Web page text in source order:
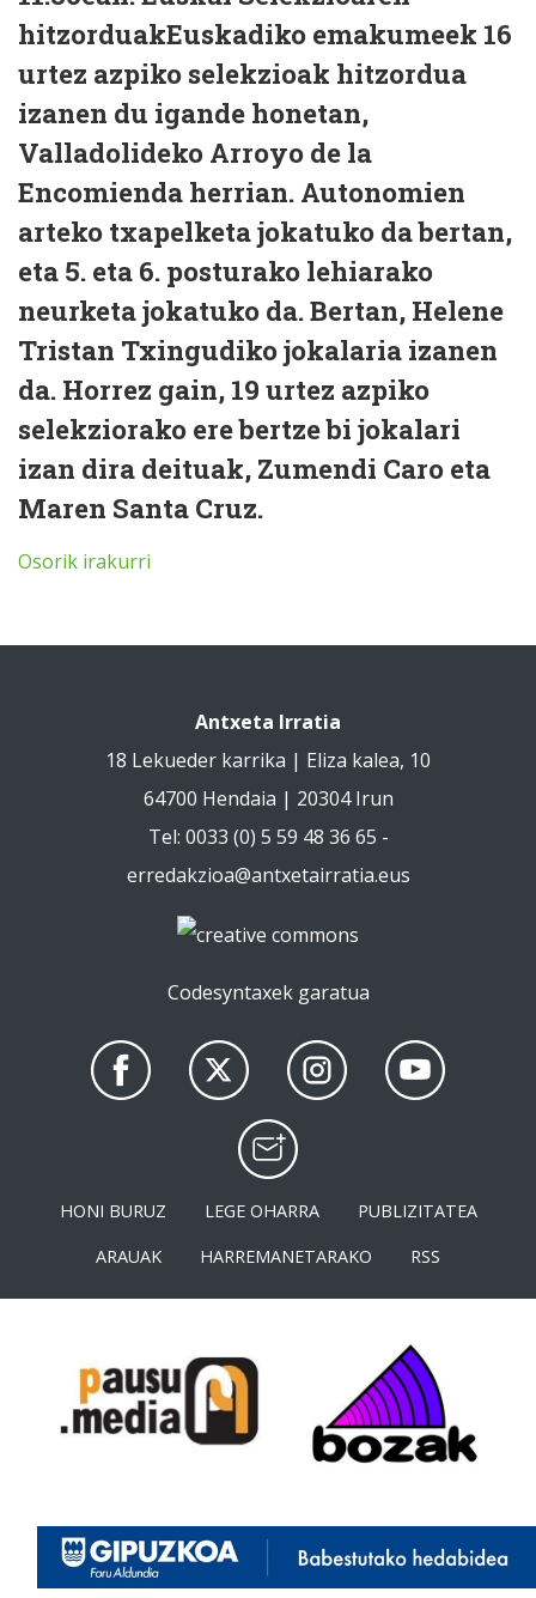
hitzorduakEuskadiko emakumeek 16
urtez azpiko selekzioak hitzordua
izanen du igande honetan,
Valladolideko Arroyo de la
Encomienda herrian. Autonomien
arteko txapelketa jokatuko da bertan,
eta 5. eta 6. posturako lehiarako
neurketa jokatuko da. Bertan, Helene
Tristan Txingudiko jokalaria izanen
da. Horrez gain, 19 urtez azpiko
selekziorako ere bertze bi jokalari
izan dira deituak, Zumendi Caro eta
Maren Santa Cruz.
Osorik irakurri
Antxeta Irratia
18 Lekueder karrika | Eliza kalea, 10
64700 Hendaia | 20304 Irun
Tel: 0033 (0) 5 59 48 36 65 -
erredakzioa@antxetairratia.eus
Codesyntaxek garatua
HONI BURUZ LEGE OHARRA
PUBLIZITATEA
ARAUAK
HARREMANETARAKO RSS